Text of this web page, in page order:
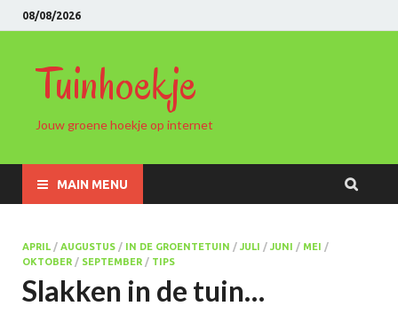
08/08/2026
Tuinhoekje
Jouw groene hoekje op internet
MAIN MENU
APRIL / AUGUSTUS / IN DE GROENTETUIN / JULI / JUNI / MEI /
OKTOBER / SEPTEMBER / TIPS
Slakken in de tuin…